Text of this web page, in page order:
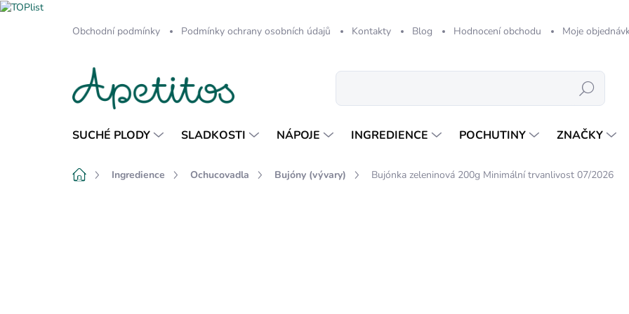
Obchodní podmínky Podmínky ochrany osobních údajů Kontakty Blog Hodnocení obchodu Moje
Hledat
SUCHÉ PLODY SLADKOSTI NÁPOJE INGREDIENCE POCHUTINY ZNAČKY
DomůIngredience Ochucovadla Bujóny (vývary) Bujónka zeleninová 200g Minimální trvanlivost 07/2026